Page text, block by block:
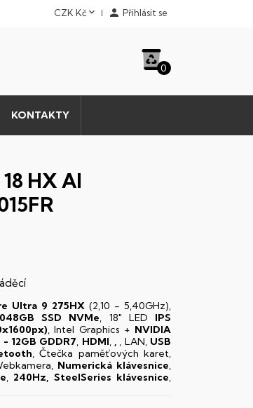
CZK Kč  Přihlásit se
0
KONTAKTY
HX AI
Ultra 9 275HX (2,10 - 5,40GHz),
SSD NVMe, 18" LED IPS
, Intel Graphics + NVIDIA
12GB GDDR7, HDMI, , , LAN, USB
, Čtečka paměťových karet,
Numerická klávesnice,
, 240Hz, SteelSeries klávesnice,